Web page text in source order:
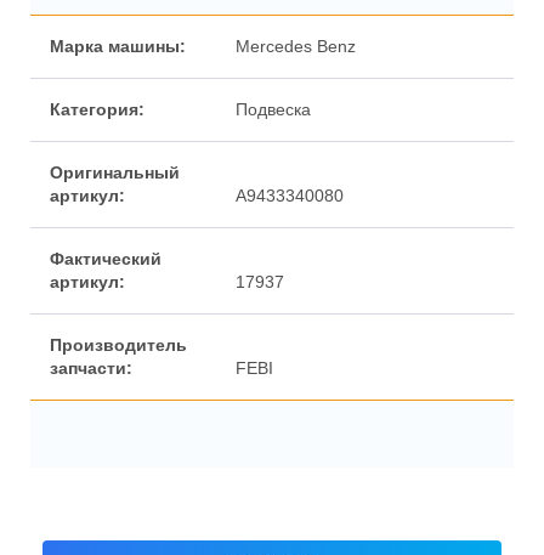
Марка машины: Mercedes Benz
Категория: Подвеска
Оригинальный
артикул:
A9433340080
Фактический
артикул:
17937
Производитель
запчасти:
FEBI